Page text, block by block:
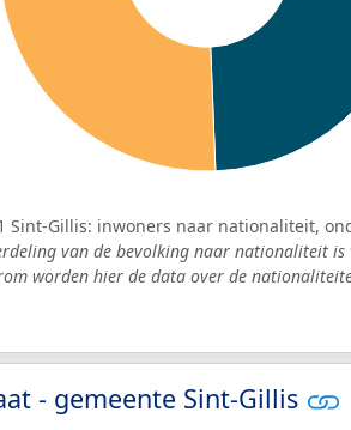
Sint-Gillis: inwoners naar nationaliteit,
van de bevolking naar nationaliteit is
worden hier de data over de
- gemeente Sint-Gillis